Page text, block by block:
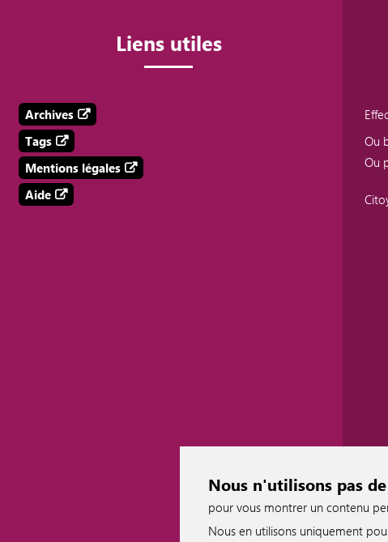
Nous n'utilisons pas
pour vous montrer un contenu
Nous en utilisons uniquement
Liens utiles
Archives
Tags
Mentions légales
Aide
Ou
Ou